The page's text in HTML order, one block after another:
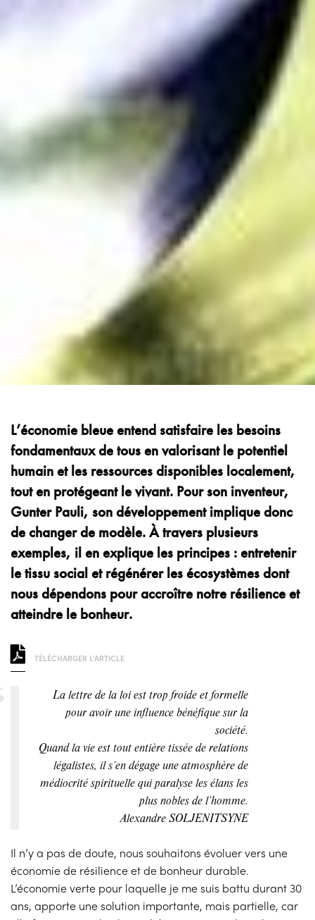
L’économie bleue entend satisfaire les besoins
fondamentaux de tous en valorisant le potentiel
humain et les ressources disponibles localement,
tout en protégeant le vivant. Pour son inventeur,
Gunter Pauli, son développement implique donc
de changer de modèle. À travers plusieurs
exemples, il en explique les principes : entretenir
le tissu social et régénérer les écosystèmes dont
nous dépendons pour accroître notre résilience et
atteindre le bonheur.
TÉLÉCHARGER L'ARTICLE
La lettre de la loi est trop froide et formelle
pour avoir une influence bénéfique sur la
société.
Quand la vie est tout entière tissée de relations
légalistes, il s’en dégage une atmosphère de
médiocrité spirituelle qui paralyse les élans les
plus nobles de l’homme.
Alexandre SOLJENITSYNE
Il n’y a pas de doute, nous souhaitons évoluer vers une
économie de résilience et de bonheur durable.
L’économie verte pour laquelle je me suis battu durant 30
ans, apporte une solution importante, mais partielle, car